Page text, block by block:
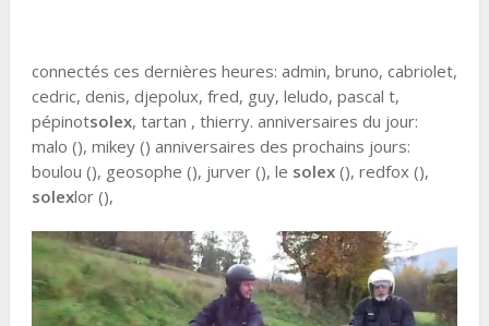
connectés ces dernières heures: admin, bruno, cabriolet,
cedric, denis, djepolux, fred, guy, leludo, pascal t,
pépinotsolex, tartan , thierry. anniversaires du jour:
malo (), mikey () anniversaires des prochains jours:
boulou (), geosophe (), jurver (), le solex(), redfox (),
solexlor (),